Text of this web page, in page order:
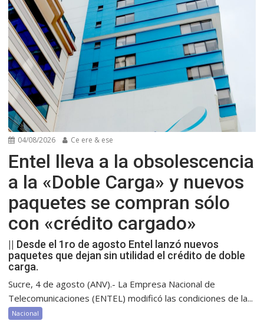
04/08/2026 Ce ere & ese
Entel lleva a la obsolescencia
a la «Doble Carga» y nuevos
paquetes se compran sólo
con «crédito cargado»
|| Desde el 1ro de agosto Entel lanzó nuevos
paquetes que dejan sin utilidad el crédito de doble
carga.
Sucre, 4 de agosto (ANV).- La Empresa Nacional de
Telecomunicaciones (ENTEL) modificó las condiciones de la...
Nacional